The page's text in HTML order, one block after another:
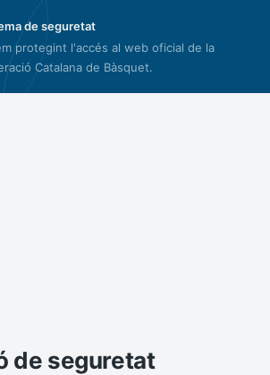
de seguretat
protegint l'accés al web oficial de la
Catalana de Bàsquet.
de seguretat